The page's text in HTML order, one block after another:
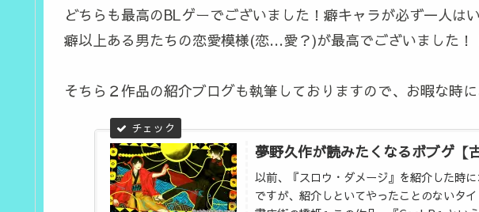
どちらも最高のBLゲーでございました！癖キャラが必ず一人は
癖以上ある男たちの恋愛模様(恋…愛？)が最高でございました！
そちら２作品の紹介ブログも執筆しておりますので、お暇な時に
夢野久作が読みたくなるボブゲ【
以前、『スロウ・ダメージ』を紹介した時
ですが、紹介しといてやったことのないタ